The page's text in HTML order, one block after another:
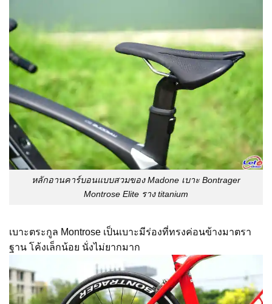
หลักอานคาร์บอนแบบสวมของ Madone เบาะ Bontrager
Montrose Elite ราง titanium
เบาะตระกูล Montrose เป็นเบาะมีร่องที่ทรงค่อนข้างมาตรา
ฐาน โค้งเล็กน้อย นั่งไม่ยากมาก